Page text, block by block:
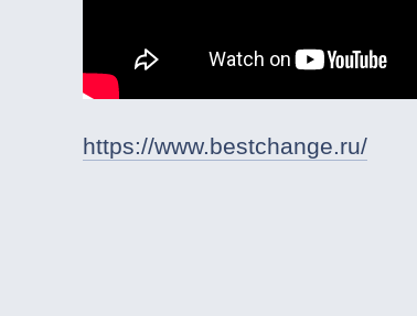
https://www.bestchange.ru/